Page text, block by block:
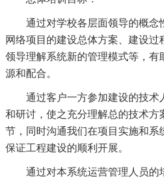
通过对学校各层面领导的概念
网络项目的建设总体方案、建设过
领导理解系统新的管理模式等，有
源和配合。
通过客户一方参加建设的技术
和研讨，使之充分理解总的技术方
节，同时沟通我们在项目实施和系
保证工程建设的顺利开展。
通过对本系统运营管理人员的